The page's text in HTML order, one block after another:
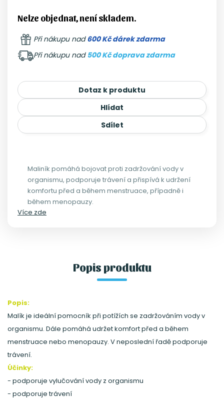
Nelze objednat, není skladem.
Při nákupu nad600 Kč dárek zdarma
Při nákupu nad 500 Kč doprava zdarma
Dotaz k produktu
Hlídat
Sdílet
Maliník pomáhá bojovat proti zadržování vody v
organismu, podporuje trávení a přispívá k udržení
komfortu před a během menstruace, případně i
během menopauzy.
Více zde
Popis produktu
Popis:
Malík je ideální pomocník při potížích se zadržováním vody v
organismu. Dále pomáhá udržet komfort před a během
menstruace nebo menopauzy. V neposlední řadě podporuje
trávení.
Účinky:
- podporuje vylučování vody z organismu
- podporuje trávení